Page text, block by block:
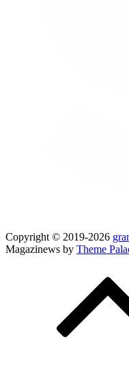
Copyright © 2019-2026
Magazinews by Theme